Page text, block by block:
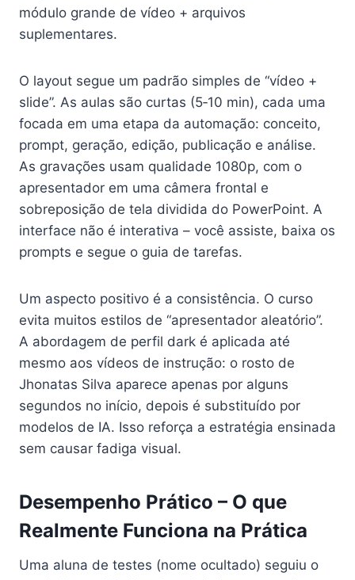
módulo grande de vídeo + arquivos
suplementares.
O layout segue um padrão simples de “vídeo +
slide”. As aulas são curtas (5‑10 min), cada uma
focada em uma etapa da automação: conceito,
prompt, geração, edição, publicação e análise.
As gravações usam qualidade 1080p, com o
apresentador em uma câmera frontal e
sobreposição de tela dividida do PowerPoint. A
interface não é interativa – você assiste, baixa os
prompts e segue o guia de tarefas.
Um aspecto positivo é a consistência. O curso
evita muitos estilos de “apresentador aleatório”.
A abordagem de perfil dark é aplicada até
mesmo aos vídeos de instrução: o rosto de
Jhonatas Silva aparece apenas por alguns
segundos no início, depois é substituído por
modelos de IA. Isso reforça a estratégia ensinada
sem causar fadiga visual.
Desempenho Prático – O que
Realmente Funciona na Prática
Uma aluna de testes (nome ocultado) seguiu o